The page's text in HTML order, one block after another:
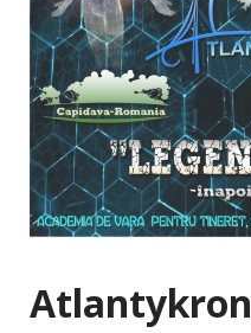
Atlantykron